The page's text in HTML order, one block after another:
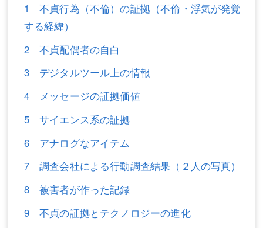
不動産
労働問題（解雇，残業等）
刑事弁護
交通事故
不動産登記
商業登記
相続・遺言
労働問題（解雇，残業等）
刑事弁護
交通事故
不動産登記
商業登記
調査・書面作成
1 不貞行為（不倫）の証拠（不倫・浮気が発覚
する経緯）
2 不貞配偶者の自白
3 デジタルツール上の情報
4 メッセージの証拠価値
5 サイエンス系の証拠
6 アナログなアイテム
7 調査会社による行動調査結果（２人の写真）
8 被害者が作った記録
9 不貞の証拠とテクノロジーの進化